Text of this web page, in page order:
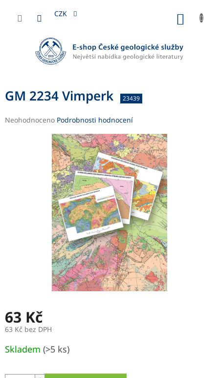
obsah
CZK
GM 2234 Vimperk 23439
Průměrné
Neohodnoceno Podrobnosti hodnocení
63 Kč
63 Kč bez DPH
cena:
Skladem (>5 ks)